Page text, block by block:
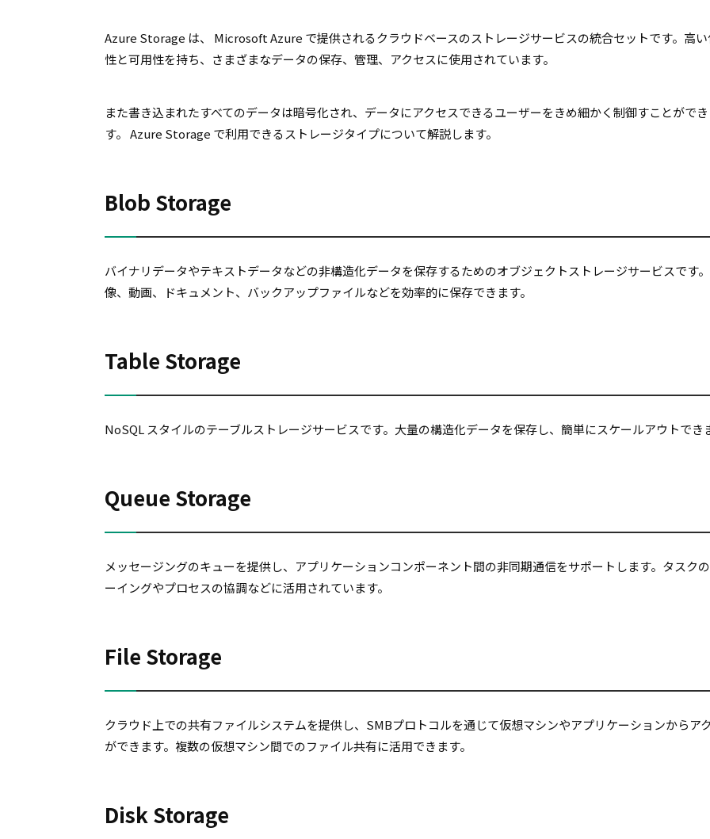
Azure Storage は、 Microsoft Azure で提供されるクラウドベースのストレージサービスの統合セットです。高
性と可用性を持ち、さまざまなデータの保存、管理、アクセスに使用されています。
また書き込まれたすべてのデータは暗号化され、データにアクセスできるユーザーをきめ細かく制御すことができ
す。 Azure Storage で利用できるストレージタイプについて解説します。
Blob Storage
バイナリデータやテキストデータなどの非構造化データを保存するためのオブジェクトストレージサービスです
像、動画、ドキュメント、バックアップファイルなどを効率的に保存できます。
Table Storage
NoSQL スタイルのテーブルストレージサービスです。大量の構造化データを保存し、簡単にスケールアウトでき
Queue Storage
メッセージングのキューを提供し、アプリケーションコンポーネント間の非同期通信をサポートします。タスク
ーイングやプロセスの協調などに活用されています。
File Storage
クラウド上での共有ファイルシステムを提供し、SMBプロトコルを通じて仮想マシンやアプリケーションからア
ができます。複数の仮想マシン間でのファイル共有に活用できます。
Disk Storage